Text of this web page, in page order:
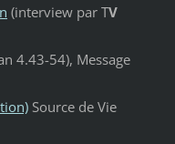
(interview par TV
4.43-54), Message
Source de Vie